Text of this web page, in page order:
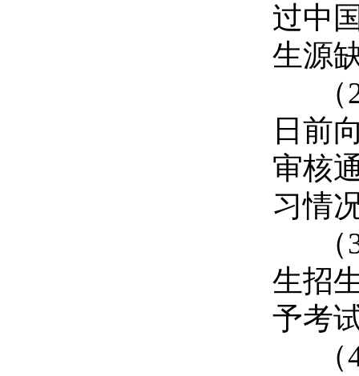
过中
生源
日前
审核
习情
生招
予考
（